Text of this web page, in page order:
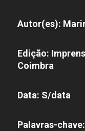
Autor(es):
Edição:
Coimbra
Data: S/data
Palavras-